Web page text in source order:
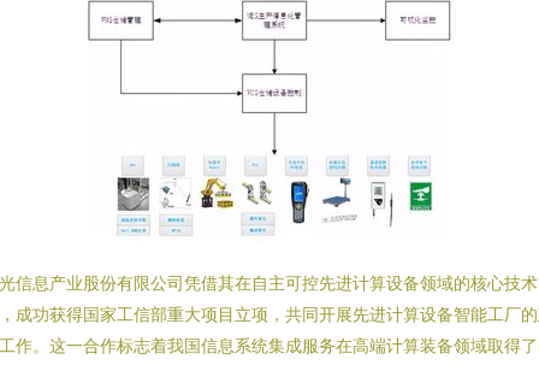
信息产业股份有限公司凭借其在自主可控先进计算设备领域的核心技
成功获得国家工信部重大项目立项，共同开展先进计算设备智能工厂
作。这一合作标志着我国信息系统集成服务在高端计算装备领域取得